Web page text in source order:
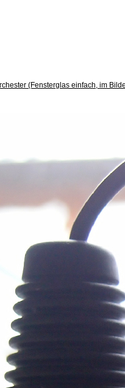
(Fensterglas einfach, im